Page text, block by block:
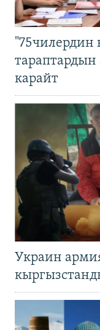
"75чилердин
карайт
Украин